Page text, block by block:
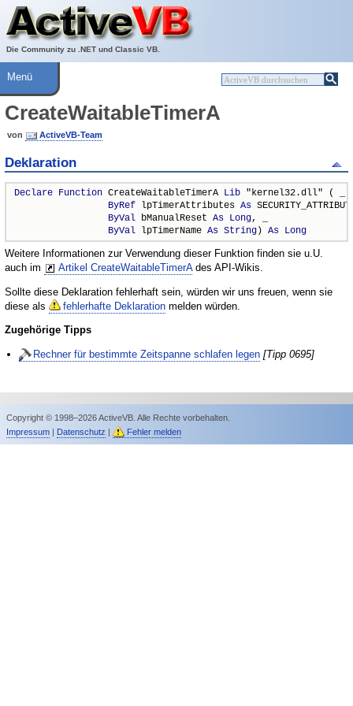
Die Community zu .NET und Classic VB.
Über ActiveVB
Hilfe
Menü
CreateWaitableTimerA
von ActiveVB-Team
Deklaration
Declare Function CreateWaitableTimerA Lib "kernel32.dll" ( _
ByRef lpTimerAttributes As
ByVal bManualReset As Long, _
ByVal lpTimerName As String) As Long
Weitere Informationen zur Verwendung dieser Funktion finden sie u.U.
auch im
Artikel CreateWaitableTimerAdes API-Wikis.
Sollte diese Deklaration fehlerhaft sein, würden wir uns freuen, wenn sie
diese als
fehlerhafte Deklaration melden würden.
Zugehörige Tipps
Rechner für bestimmte Zeitspanne schlafen legen [Tipp 0695]
Copyright © 1998–2026 ActiveVB. Alle Rechte vorbehalten.
Impressum| Datenschutz | Fehler melden